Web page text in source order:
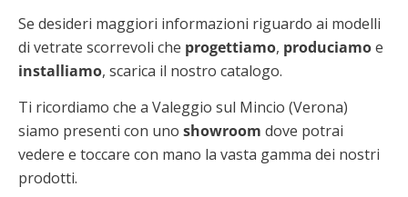
Se desideri maggiori informazioni riguardo ai modelli
di vetrate scorrevoli che progettiamo, produciamoe
installiamo, scarica il nostro catalogo.
Ti ricordiamo che a Valeggio sul Mincio (Verona)
siamo presenti con uno showroom dove potrai
vedere e toccare con mano la vasta gamma dei nostri
prodotti.